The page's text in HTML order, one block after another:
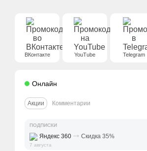
ВКонтакте YouTube Telegram
Онлайн
Акции Комментарии
ПОДПИСКИ
Яндекс 360 ⤑ Скидка 35%
7 августа